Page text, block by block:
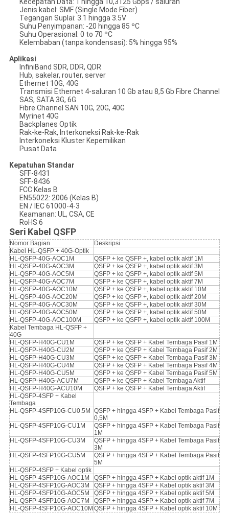
Kecepatan Data: 1 hingga 10,3125 Gbps / saluran
Jenis kabel: SMF (Single Mode Fiber)
Tegangan Suplai: 3.1 hingga 3.5V
Suhu Penyimpanan: -20 hingga 85 ºC
Suhu Operasional: 0 to 70 ºC
Kelembaban (tanpa kondensasi): 5% hingga 95%
Aplikasi
InfiniBand SDR, DDR, QDR
Hub, sakelar, router, server
Ethernet 10G, 40G
Transmisi Ethernet 4-saluran 10 Gb atau 8,5 Gb Fibre Channel
SAS, SATA 3G, 6G
Fibre Channel SAN 10G, 20G, 40G
Myrinet 40G
Backplanes Optik
Rak-ke-Rak, Interkoneksi Rak-ke-Rak
Interkoneksi Kluster Kepemilikan
Pusat Data
Kepatuhan Standar
SFF-8431
SFF-8436
FCC Kelas B
EN55022: 2006 (Kelas B)
EN / IEC 61000-4-3
Keamanan: UL, CSA, CE
RoHS 6
Seri Kabel QSFP
Nomor Bagian
Deskripsi
Kabel HL-QSFP + 40G-Optik
HL-QSFP-40G-AOC1M
QSFP + ke QSFP +, kabel optik aktif 1M
HL-QSFP-40G-AOC3M
QSFP + ke QSFP +, kabel optik aktif 3M
HL-QSFP-40G-AOC5M
QSFP + ke QSFP +, kabel optik aktif 5M
HL-QSFP-40G-AOC7M
QSFP + ke QSFP +, kabel optik aktif 7M
HL-QSFP-40G-AOC10M
QSFP + ke QSFP +, kabel optik aktif 10M
HL-QSFP-40G-AOC20M
QSFP + ke QSFP +, kabel optik aktif 20M
HL-QSFP-40G-AOC30M
QSFP + ke QSFP +, kabel optik aktif 30M
HL-QSFP-40G-AOC50M
QSFP + ke QSFP +, kabel optik aktif 50M
HL-QSFP-40G-AOC100M
QSFP + ke QSFP +, kabel optik aktif 100M
Kabel Tembaga HL-QSFP +
40G
HL-QSFP-H40G-CU1M
QSFP + ke QSFP + Kabel Tembaga Pasif 1M
HL-QSFP-H40G-CU2M
QSFP + ke QSFP + Kabel Tembaga Pasif 2M
HL-QSFP-H40G-CU3M
QSFP + ke QSFP + Kabel Tembaga Pasif 3M
HL-QSFP-H40G-CU4M
QSFP + ke QSFP + Kabel Tembaga Pasif 4M
HL-QSFP-H40G-CU5M
QSFP + ke QSFP + Kabel Tembaga Pasif 5M
HL-QSFP-H40G-ACU7M
QSFP + ke QSFP + Kabel Tembaga Aktif
HL-QSFP-H40G-ACU10M
QSFP + ke QSFP + Kabel Tembaga Aktif
HL-QSFP-4SFP + Kabel
Tembaga
HL-QSFP-4SFP10G-CU0.5M
QSFP + hingga 4SFP + Kabel Tembaga Pasif
0,5M
HL-QSFP-4SFP10G-CU1M
QSFP + hingga 4SFP + Kabel Tembaga Pasif
1M
HL-QSFP-4SFP10G-CU3M
QSFP + hingga 4SFP + Kabel Tembaga Pasif
3M
HL-QSFP-4SFP10G-CU5M
QSFP + hingga 4SFP + Kabel Tembaga Pasif
5M
HL-QSFP-4SFP + Kabel optik
HL-QSFP-4SFP10G-AOC1M
QSFP + hingga 4SFP + Kabel optik aktif 1M
HL-QSFP-4SFP10G-AOC3M
QSFP + hingga 4SFP + Kabel optik aktif 3M
HL-QSFP-4SFP10G-AOC5M
QSFP + hingga 4SFP + Kabel optik aktif 5M
HL-QSFP-4SFP10G-AOC7M
QSFP + hingga 4SFP + Kabel optik aktif 7M
HL-QSFP-4SFP10G-AOC10M QSFP + hingga 4SFP + Kabel optik aktif 10M